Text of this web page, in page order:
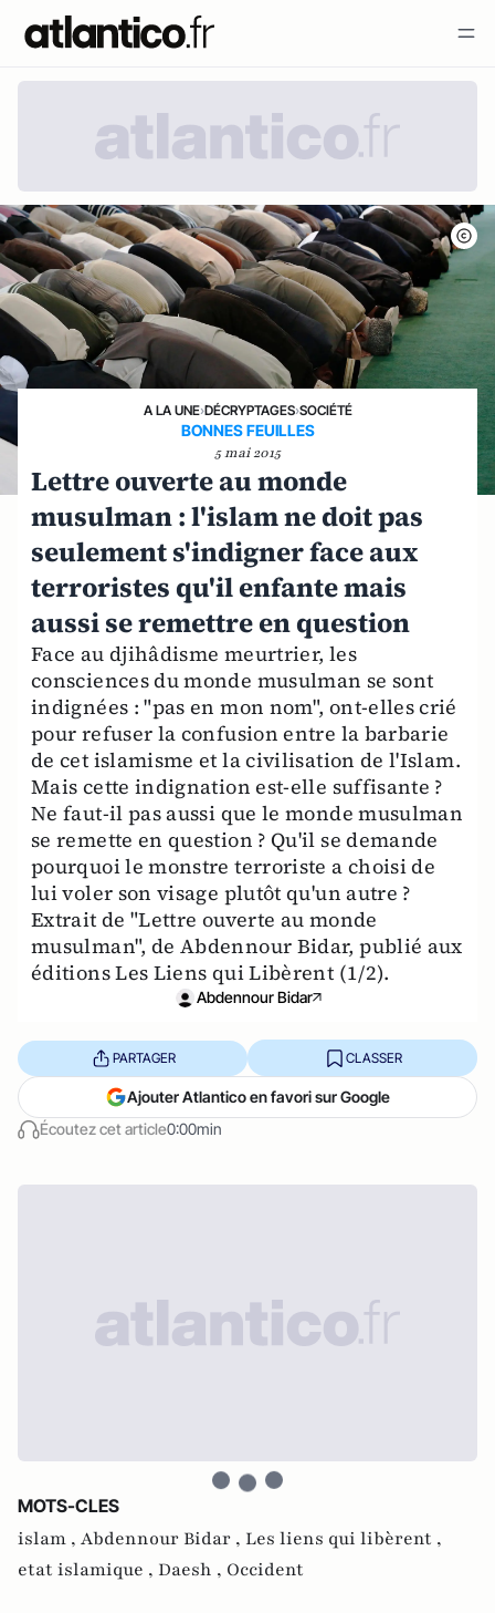
A LA UNE›DÉCRYPTAGES›SOCIÉTÉ
BONNES FEUILLES
5 mai 2015
Lettre ouverte au monde
musulman : l'islam ne doit pas
seulement s'indigner face aux
terroristes qu'il enfante mais
aussi se remettre en question
Face au djihâdisme meurtrier, les
consciences du monde musulman se sont
indignées : "pas en mon nom", ont-elles crié
pour refuser la confusion entre la barbarie
de cet islamisme et la civilisation de l'Islam.
Mais cette indignation est-elle suffisante ?
Ne faut-il pas aussi que le monde musulman
se remette en question ? Qu'il se demande
pourquoi le monstre terroriste a choisi de
lui voler son visage plutôt qu'un autre ?
Extrait de "Lettre ouverte au monde
musulman", de Abdennour Bidar, publié aux
éditions Les Liens qui Libèrent (1/2).
Abdennour Bidar
Écoutez cet article0:00min
PARTAGER CLASSER
Ajouter Atlantico en favori sur Google
MOTS-CLES
islam , Abdennour Bidar , Les liens qui libèrent ,
etat islamique , Daesh , Occident